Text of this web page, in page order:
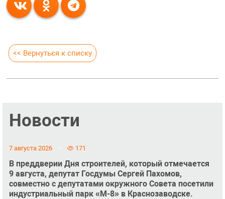
<< Вернуться к списку
Новости
7 августа 2026 171
В преддверии Дня строителей, который отмечается
9 августа, депутат Госдумы Сергей Пахомов,
совместно с депутатами окружного Совета посетили
индустриальный парк «М-8» в Краснозаводске.